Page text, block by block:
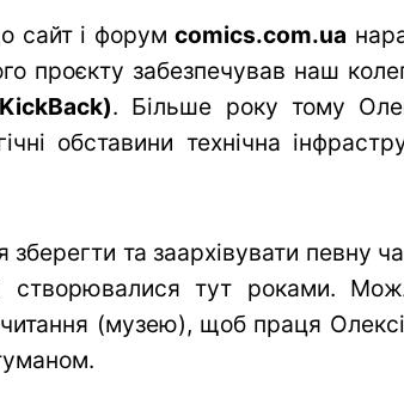
сайт і форум comics.com.ua
проєкту забезпечував наш
. Більше року тому
обставини технічна
та заархівувати певну
створювалися тут роками.
(музею), щоб праця